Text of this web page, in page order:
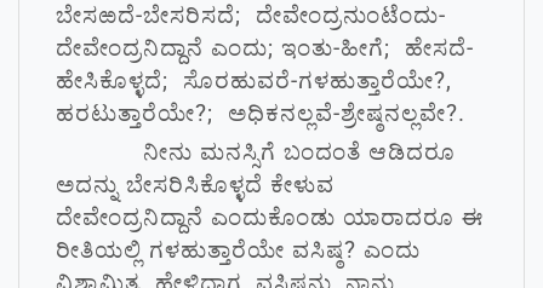
ಬೇಸಱದೆ-ಬೇಸರಿಸದೆ; ದೇವೇಂದ್ರನುಂಟೆಂದು-
ದೇವೇಂದ್ರನಿದ್ದಾನೆ ಎಂದು; ಇಂತು-ಹೀಗೆ; ಹೇಸದೆ-
ಹೇಸಿಕೊಳ್ಳದೆ; ಸೊರಹುವರೆ-ಗಳಹುತ್ತಾರೆಯೇ?,
ಹರಟುತ್ತಾರೆಯೇ?; ಅಧಿಕನಲ್ಲವೆ-ಶ್ರೇಷ್ಠನಲ್ಲವೇ?.
ನೀನು ಮನಸ್ಸಿಗೆ ಬಂದಂತೆ ಆಡಿದರೂ
ಅದನ್ನು ಬೇಸರಿಸಿಕೊಳ್ಳದೆ ಕೇಳುವ
ದೇವೇಂದ್ರನಿದ್ದಾನೆ ಎಂದುಕೊಂಡು ಯಾರಾದರೂ ಈ
ರೀತಿಯಲ್ಲಿ ಗಳಹುತ್ತಾರೆಯೇ ವಸಿಷ್ಠ? ಎಂದು